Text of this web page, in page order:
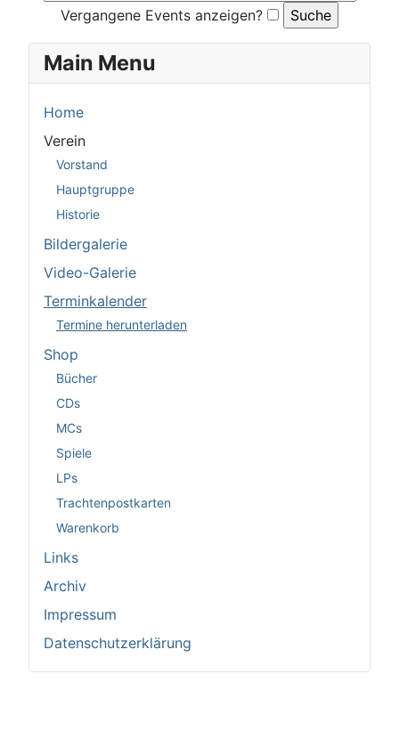
Vergangene Events anzeigen?
Main Menu
Home
Verein
Vorstand
Hauptgruppe
Historie
Bildergalerie
Video-Galerie
Terminkalender
Termine herunterladen
Shop
Bücher
CDs
MCs
Spiele
LPs
Trachtenpostkarten
Warenkorb
Links
Archiv
Impressum
Datenschutzerklärung